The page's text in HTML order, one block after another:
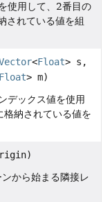
使用して、2番目の
されている値を組
<Float> s,
Float> m)
デックス値を使用
格納されている値を
ンから始まる隣接レ